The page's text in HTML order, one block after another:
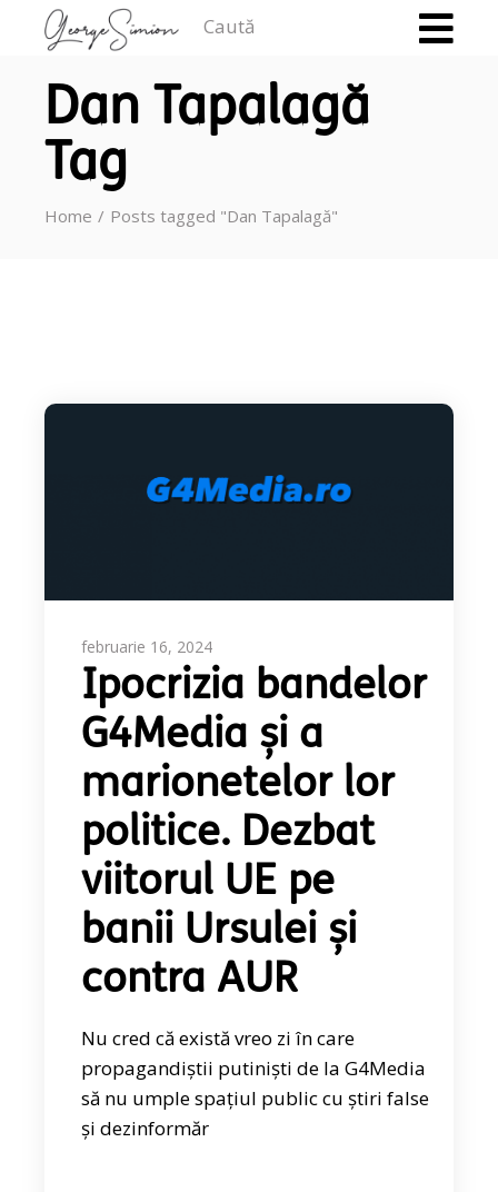
Dan Tapalagă
Tag
Home Posts tagged "Dan Tapalagă"
februarie 16, 2024
Ipocrizia bandelor
G4Media și a
marionetelor lor
politice. Dezbat
viitorul UE pe
banii Ursulei și
contra AUR
Nu cred că există vreo zi în care
propagandiștii putiniști de la G4Media
să nu umple spațiul public cu știri false
și dezinformăr